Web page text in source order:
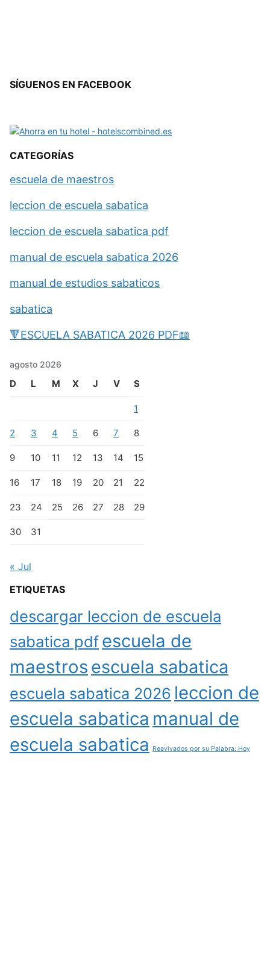
SÍGUENOS EN FACEBOOK
CATEGORÍAS
escuela de maestros
leccion de escuela sabatica
leccion de escuela sabatica pdf
manual de escuela sabatica 2026
manual de estudios sabaticos
sabatica
🔻ESCUELA SABATICA 2026 PDF📖
agosto 2026
D L M X J V S
1
2 3 4 5 6 7 8
9 10 11 12 13 14 15
16 17 18 19 20 21 22
23 24 25 26 27 28 29
30 31
« Jul
ETIQUETAS
descargar leccion de escuela
sabatica pdfescuela de
maestros escuela sabatica
escuela sabatica 2026 leccion de
escuela sabatica manual de
escuela sabatica
Reavivados por su Palabra: Hoy